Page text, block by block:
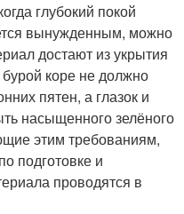
глубокий покой
вынужденным, можно
достают из укрытия
коре не должно
пятен, а глазок и
насыщенного зелёного
этим требованиям,
подготовке и
проводятся в